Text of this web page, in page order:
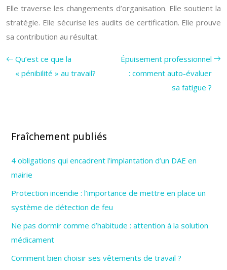
Elle traverse les changements d’organisation. Elle soutient la
stratégie. Elle sécurise les audits de certification. Elle prouve
sa contribution au résultat.
Qu’est ce que la
« pénibilité » au travail?
Épuisement professionnel
: comment auto-évaluer
sa fatigue ?
Fraîchement publiés
4 obligations qui encadrent l’implantation d’un DAE en
mairie
Protection incendie : l’importance de mettre en place un
système de détection de feu
Ne pas dormir comme d’habitude : attention à la solution
médicament
Comment bien choisir ses vêtements de travail ?